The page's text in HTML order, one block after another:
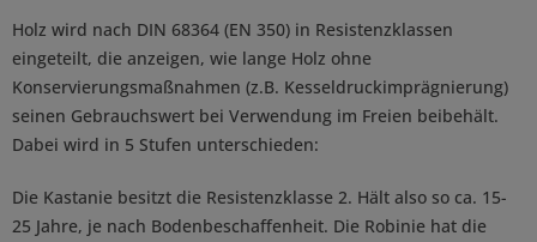
Holz wird nach DIN 68364 (EN 350) in Resistenzklassen
eingeteilt, die anzeigen, wie lange Holz ohne
Konservierungsmaßnahmen (z.B. Kesseldruckimprägnierung)
seinen Gebrauchswert bei Verwendung im Freien beibehält.
Dabei wird in 5 Stufen unterschieden:
Die Kastanie besitzt die Resistenzklasse 2. Hält also so ca. 15-
25 Jahre, je nach Bodenbeschaffenheit. Die Robinie hat die